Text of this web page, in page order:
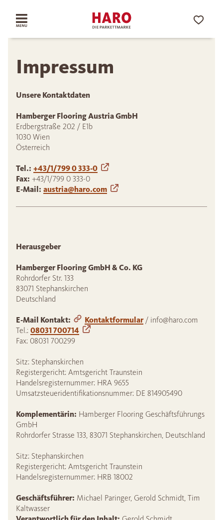
Impressum
Unsere Kontaktdaten
Hamberger Flooring Austria GmbH
Erdbergstraße 202 / E1b
1030 Wien
Österreich
Tel.: +43/1/799 0 333-0
Fax: +43/1/799 0 333-0
E-Mail: austria@haro.com
Herausgeber
Hamberger Flooring GmbH & Co. KG
Rohrdorfer Str. 133
83071 Stephanskirchen
Deutschland
E-Mail Kontakt: Kontaktformular/ info@haro.com
Tel.: 08031 700714
Fax: 08031 700299
Sitz: Stephanskirchen
Registergericht: Amtsgericht Traunstein
Handelsregisternummer: HRA 9655
Umsatzsteueridentifikationsnummer: DE 814905490
Komplementärin: Hamberger Flooring Geschäftsführungs
GmbH
Rohrdorfer Strasse 133, 83071 Stephanskirchen, Deutschland
Sitz: Stephanskirchen
Registergericht: Amtsgericht Traunstein
Handelsregisternummer: HRB 18002
Geschäftsführer: Michael Paringer, Gerold Schmidt, Tim
Kaltwasser